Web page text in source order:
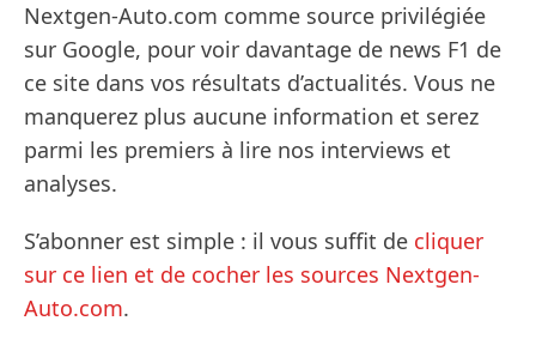
Nextgen-Auto.com comme source privilégiée
sur Google, pour voir davantage de news F1 de
ce site dans vos résultats d’actualités. Vous ne
manquerez plus aucune information et serez
parmi les premiers à lire nos interviews et
analyses.
S’abonner est simple : il vous suffit de cliquer
sur ce lien et de cocher les sources Nextgen-
Auto.com.